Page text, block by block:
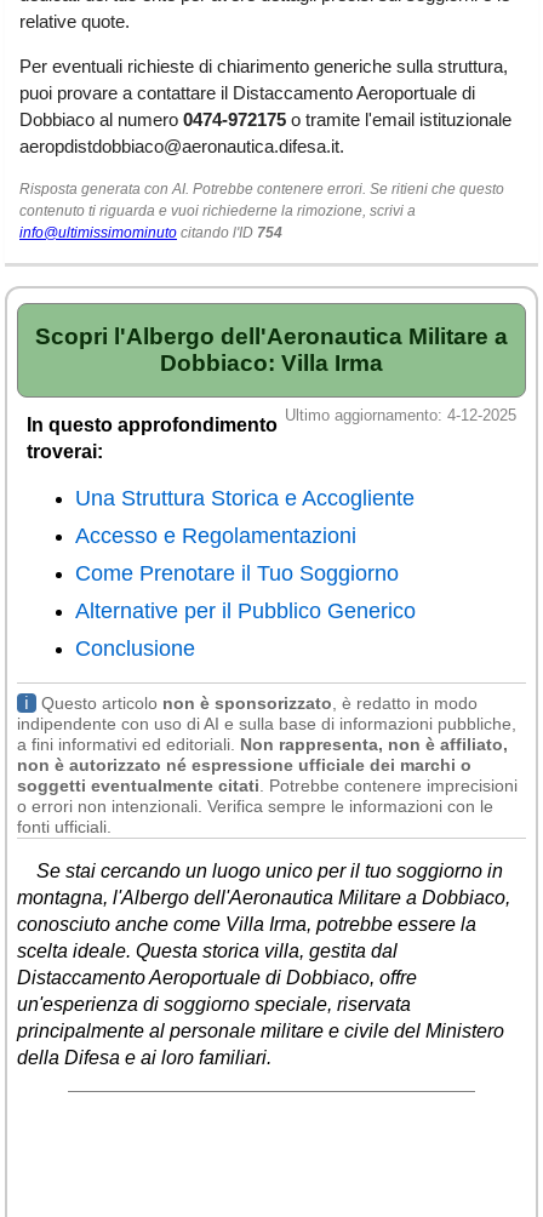
relative quote.
Per eventuali richieste di chiarimento generiche sulla struttura,
puoi provare a contattare il Distaccamento Aeroportuale di
Dobbiaco al numero 0474-972175 o tramite l'email istituzionale
aeropdistdobbiaco@aeronautica.difesa.it.
Risposta generata con AI. Potrebbe contenere errori. Se ritieni che questo
contenuto ti riguarda e vuoi richiederne la rimozione, scrivi a
info@ultimissimominuto citando l'ID 754
Scopri l'Albergo dell'Aeronautica Militare a
Dobbiaco: Villa Irma
Ultimo aggiornamento: 4-12-2025
In questo approfondimento
troverai:
Una Struttura Storica e Accogliente
Accesso e Regolamentazioni
Come Prenotare il Tuo Soggiorno
Alternative per il Pubblico Generico
Conclusione
ℹ Questo articolo non è sponsorizzato, è redatto in modo
indipendente con uso di AI e sulla base di informazioni pubbliche,
a fini informativi ed editoriali. Non rappresenta, non è affiliato,
non è autorizzato né espressione ufficiale dei marchi o
soggetti eventualmente citati. Potrebbe contenere imprecisioni
o errori non intenzionali. Verifica sempre le informazioni con le
fonti ufficiali.
Se stai cercando un luogo unico per il tuo soggiorno in
montagna, l'Albergo dell'Aeronautica Militare a Dobbiaco,
conosciuto anche come Villa Irma, potrebbe essere la
scelta ideale. Questa storica villa, gestita dal
Distaccamento Aeroportuale di Dobbiaco, offre
un'esperienza di soggiorno speciale, riservata
principalmente al personale militare e civile del Ministero
della Difesa e ai loro familiari.
Valle d'Aosta(28)
Veneto (179)